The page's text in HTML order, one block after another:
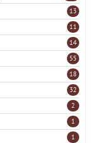
13
11
14
55
18
32
2
1
1